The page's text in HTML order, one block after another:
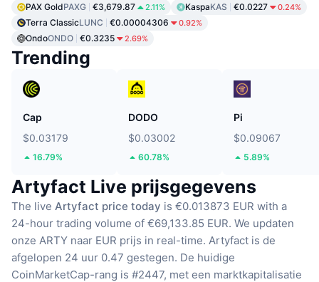
PAX GoldPAXG €3,679.87 2.11% KaspaKAS €0.0227 0.24%
Terra ClassicLUNC €0.00004306 0.92%
OndoONDO €0.3235 2.69%
Trending
Cap
$0.03179
16.79%
DODO
$0.03002
60.78%
Pi
$0.09067
5.89%
Artyfact Live prijsgegevens
The live Artyfact price today is €0.013873 EUR with a
24-hour trading volume of €69,133.85 EUR. We updaten
onze ARTY naar EUR prijs in real-time. Artyfact is de
afgelopen 24 uur 0.47 gestegen. De huidige
CoinMarketCap-rang is #2447, met een marktkapitalisatie